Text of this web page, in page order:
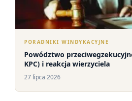
PORADNIKI WINDYKACYJNE
Powództwo
KPC) i reakcja wierzyciela
27 lipca 2026